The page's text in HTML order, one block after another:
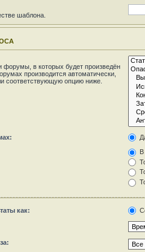
шаблона.
в которых будет произведён
производится автоматически,
соответствующую опцию ниже.
В
как: